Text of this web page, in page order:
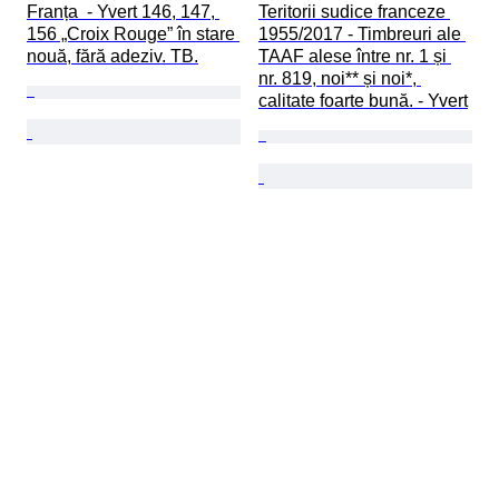
Franța  - Yvert 146, 147,
156 „Croix Rouge” în stare
nouă, fără adeziv. TB.
Teritorii sudice franceze
1955/2017 - Timbreuri ale
TAAF alese între nr. 1 și
nr. 819, noi** și noi*,
calitate foarte bună. - Yvert